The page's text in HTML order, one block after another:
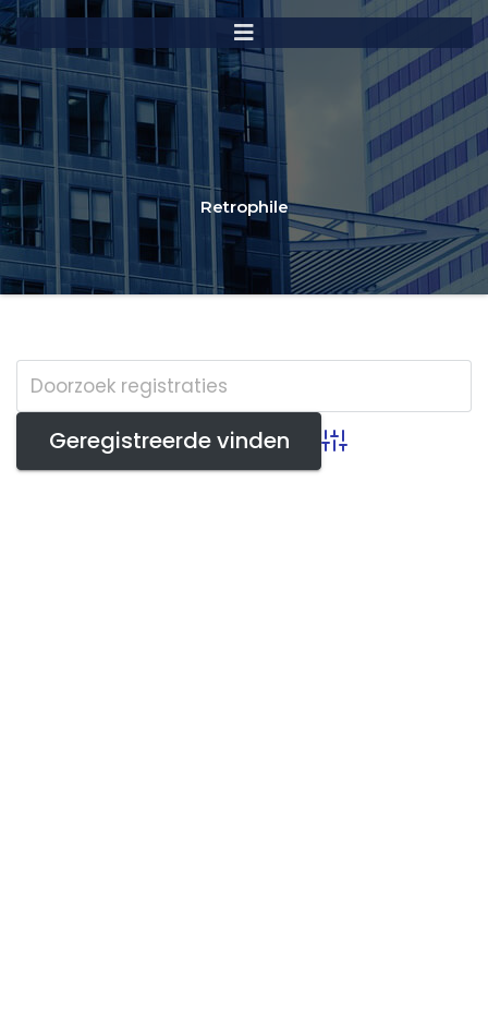
Retrophile
Advanced Search